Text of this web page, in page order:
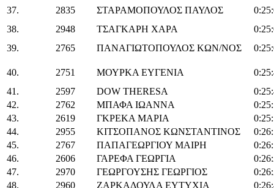
37. 2835 ΣΤΑΡΑΜΟΠΟΥΛΟΣ ΠΑΥΛΟΣ
38.
2948 ΤΣΑΓΚΑΡΗ ΧΑΡΑ
39.
2765 ΠΑΝΑΓΙΩΤΟΠΟΥΛΟΣ ΚΩΝ/ΝΟΣ
40. 2751 ΜΟΥΡΚΑ ΕΥΓΕΝΙΑ
41.
2597 DOW THERESA
42.
2762 ΜΠΑΦΑ ΙΩΑΝΝΑ
43.
2619 ΓΚΡΕΚΑ ΜΑΡΙΑ
44.
2955 ΚΙΤΣΟΠΑΝΟΣ ΚΩΝΣΤΑΝΤΙΝΟΣ
45.
2767 ΠΑΠΑΓΕΩΡΓΙΟΥ ΜΑΙΡΗ
46.
2606 ΓΑΡΕΦΑ ΓΕΩΡΓΙΑ
47.
2970 ΓΕΩΡΓΟΥΣΗΣ ΓΕΩΡΓΙΟΣ
48.
2960 ΖΑΡΚΑΔΟΥΛΑ ΕΥΤΥΧΙΑ